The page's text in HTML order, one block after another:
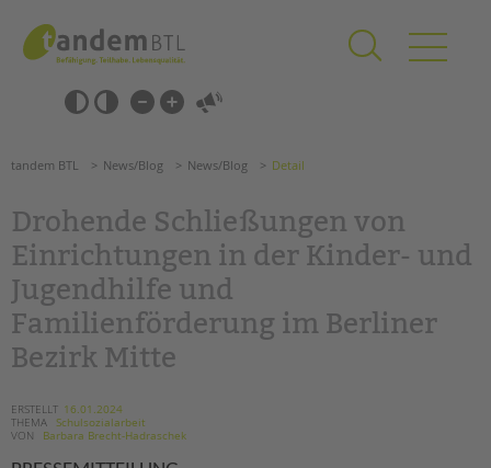
springen
Barrierefrei-
Einstellungen
überspringen
überspringen
SCHULE & GANZTAG
Grundschulen
Oberschulen
Förderzentren
Kollegs
Schulbezogene Sozialarbeit
Tagesgruppen
tandem BTL News/Blog News/Blog Detail
Drohende Schließungen von
Einrichtungen in der Kinder- und
Jugendhilfe und
Familienförderung im Berliner
Bezirk Mitte
ERSTELLT 16.01.2024
THEMA Schulsozialarbeit
VON
Barbara Brecht-Hadraschek